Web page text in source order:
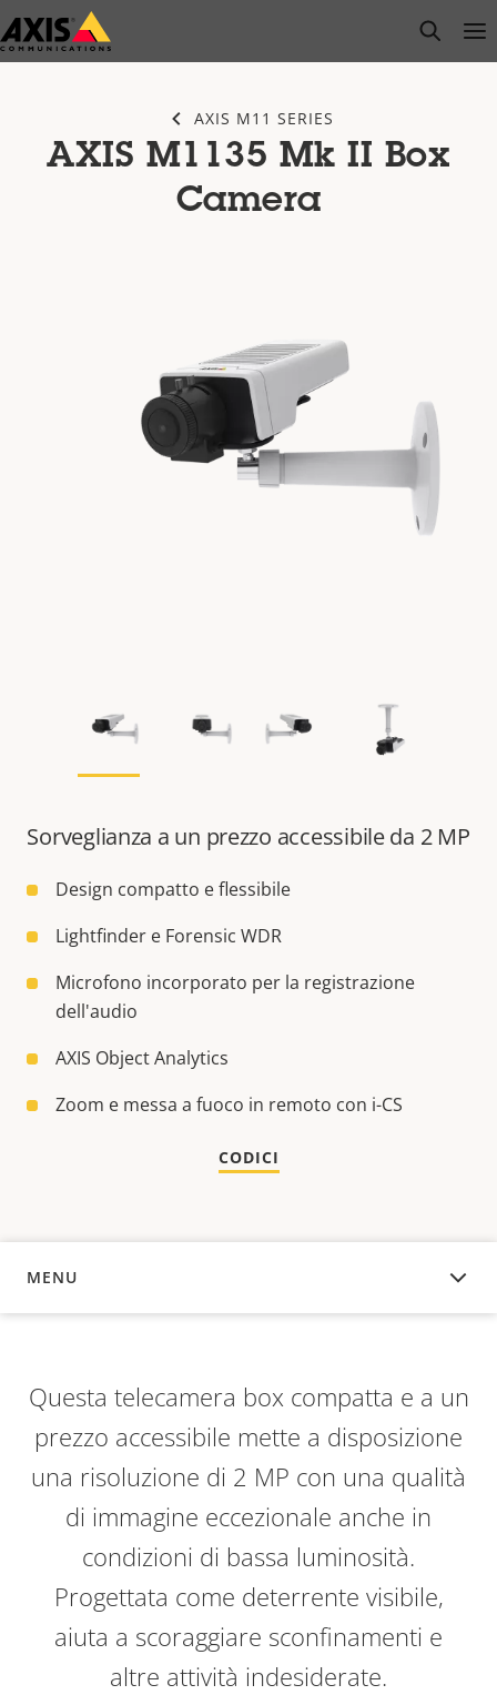
Salta
al
open
AXIS M11 SERIES
AXIS M1135 Mk II Box
Camera
Sorveglianza a un prezzo accessibile da 2 MP
Design compatto e flessibile
Lightfinder e Forensic WDR
Microfono incorporato per la registrazione
dell'audio
AXIS Object Analytics
Zoom e messa a fuoco in remoto con i-CS
CODICI
MENU
PANORAMICA
Questa telecamera box compatta e a un
prezzo accessibile mette a disposizione
una risoluzione di 2 MP con una qualità
di immagine eccezionale anche in
condizioni di bassa luminosità.
Progettata come deterrente visibile,
aiuta a scoraggiare sconfinamenti e
altre attività indesiderate.